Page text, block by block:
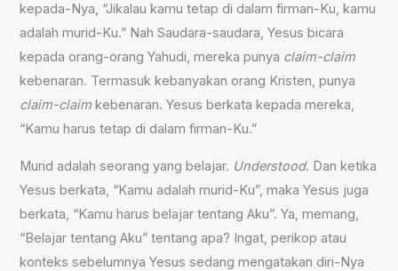
kepada-Nya, “Jikalau kamu tetap di dalam firman-Ku, kamu
adalah murid-Ku.” Nah Saudara-saudara, Yesus bicara
kepada orang-orang Yahudi, mereka punya claim-claim
kebenaran. Termasuk kebanyakan orang Kristen, punya
claim-claim kebenaran. Yesus berkata kepada mereka,
“Kamu harus tetap di dalam firman-Ku.”
Murid adalah seorang yang belajar. Understood. Dan ketika
Yesus berkata, “Kamu adalah murid-Ku”, maka Yesus juga
berkata, “Kamu harus belajar tentang Aku”. Ya, memang,
“Belajar tentang Aku” tentang apa? Ingat, perikop atau
konteks sebelumnya Yesus sedang mengatakan diri-Nya